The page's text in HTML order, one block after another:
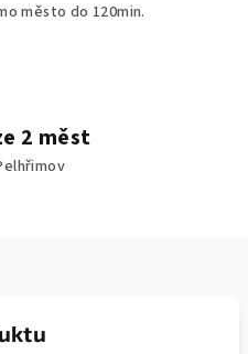
město do 120min.
2 měst